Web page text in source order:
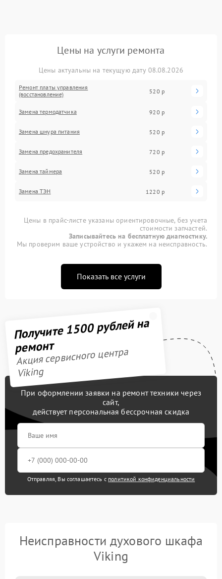
Цены на услуги ремонта
Цены актуальны на текущую дату 08.08.2026
Ремонт платы управления
(восстановление)
520 р
Замена термодатчика 920 р
Замена шнура питания 520 р
Замена предохранителя 720 р
Замена таймера 520 р
Замена ТЭН 1220 р
Цены в прайс-листе указаны ориентировочные, без учета
стоимости запчастей.
Записывайтесь на бесплатную диагностику.
Мы проверим ваше устройство и укажем на неисправность.
Показать все услуги
Получите 1500 рублей на
ремонт
Акция сервисного центра
Viking
При оформлении заявки на ремонт техники через
сайт,
действует персональная бессрочная скидка
Отправляя, Вы соглашаетесь с политикой конфиденциальности
Неисправности духового шкафа
Viking